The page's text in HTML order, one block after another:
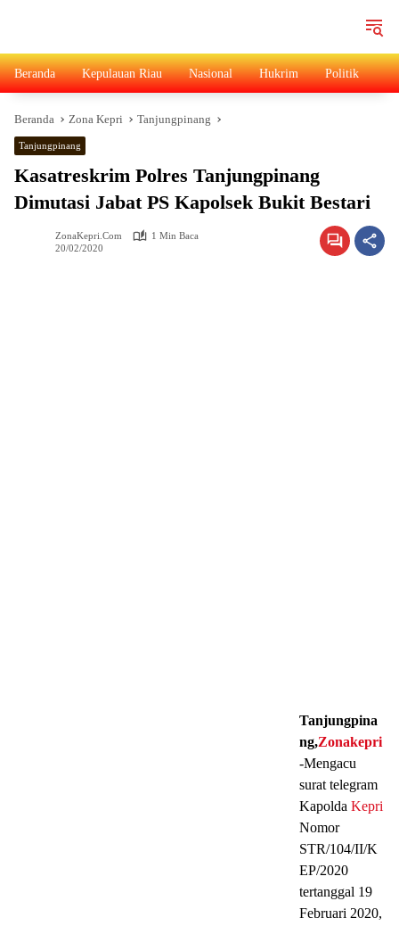
Beranda Kepulauan Riau Nasional Hukrim Politik
Beranda Zona Kepri Tanjungpinang
Tanjungpinang
Kasatreskrim Polres Tanjungpinang
Dimutasi Jabat PS Kapolsek Bukit Bestari
ZonaKepri.com
1 Min Baca
20/02/2020
Tanjungpina
ng,Zonakepri
-Mengacu
surat telegram
Kapolda Kepri
Nomor
STR/104/II/K
EP/2020
tertanggal 19
Februari 2020,